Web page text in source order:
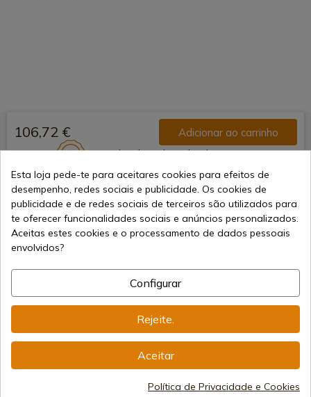
106,72 € Adicionar ao carrinho
Vendendo online desde 1998
Métodos de Pagamento
Seguros
Frete Internacional
Esta loja pede-te para aceitares cookies para efeitos de
desempenho, redes sociais e publicidade. Os cookies de
publicidade e de redes sociais de terceiros são utilizados para
te oferecer funcionalidades sociais e anúncios personalizados.
Aceitas estes cookies e o processamento de dados pessoais
envolvidos?
Configurar
Rejeite.
Aceitar
Política de Privacidade e Cookies